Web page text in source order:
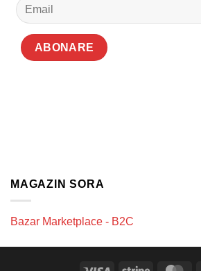
MAGAZIN SORA
Bazar Marketplace - B2C